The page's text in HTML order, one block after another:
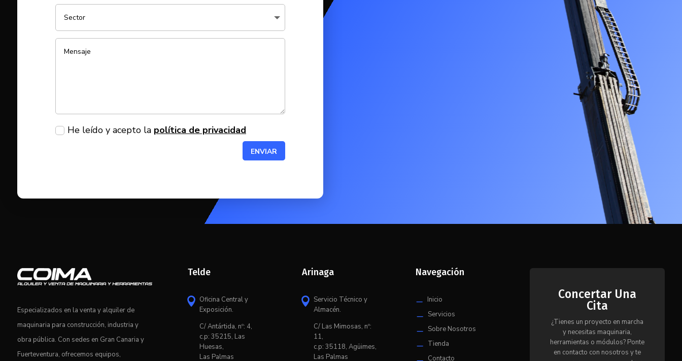
He leído y acepto la política de privacidad
ENVIAR
Especializados en la venta y alquiler de
maquinaria para construcción, industria y
obra pública. Con sedes en Gran Canaria y
Fuerteventura, ofrecemos equipos,
Telde
 Oficina Central y
Exposición.
C/ Antártida, nº: 4,
c.p: 35215, Las
Huesas,
Las Palmas
Arinaga
 Servicio Técnico y
Almacén.
C/ Las Mimosas, nº:
11,
c.p: 35118, Agüimes,
Las Palmas
Navegación
K Inicio
K Servicios
K Sobre Nosotros
K Tienda
Contacto
Concertar Una
Cita
¿Tienes un proyecto en marcha
y necesitas maquinaria,
herramientas o módulos? Ponte
en contacto con nosotros y te